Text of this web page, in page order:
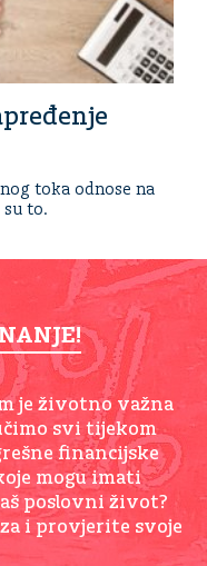
toka odnose na
to.
je životno važna
svi tijekom
financijske
mogu imati
poslovni život?
i provjerite svoje